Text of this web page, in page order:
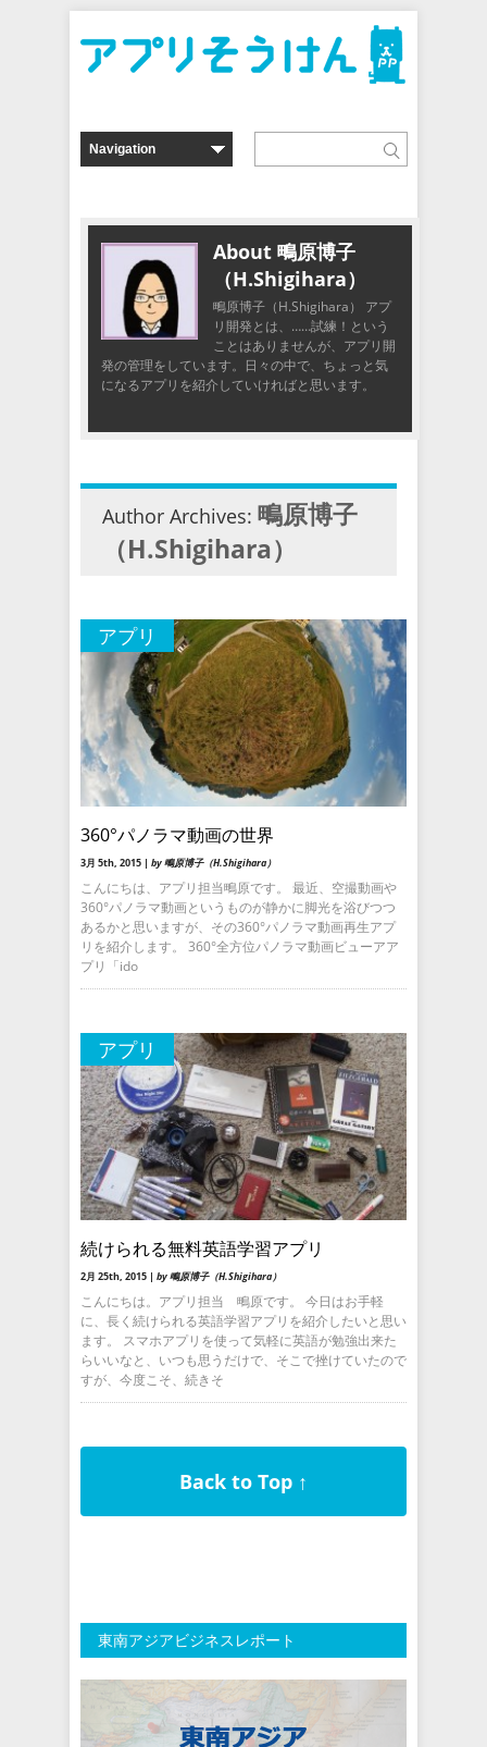
About 鴫原博子
（H.Shigihara）
鴫原博子（H.Shigihara） アプ
リ開発とは、……試練！という
ことはありませんが、アプリ開
発の管理をしています。日々の中で、ちょっと気
になるアプリを紹介していければと思います。
Author Archives: 鴫原博子
（H.Shigihara）
アプリ
360°パノラマ動画の世界
3月 5th, 2015 | by 鴫原博子（H.Shigihara）
こんにちは、アプリ担当鴫原です。 最近、空撮動画や
360°パノラマ動画というものが静かに脚光を浴びつつ
あるかと思いますが、その360°パノラマ動画再生アプ
リを紹介します。 360°全方位パノラマ動画ビューアア
プリ「ido
アプリ
続けられる無料英語学習アプリ
2月 25th, 2015 | by 鴫原博子（H.Shigihara）
こんにちは。アプリ担当 鴫原です。 今日はお手軽
に、長く続けられる英語学習アプリを紹介したいと思い
ます。 スマホアプリを使って気軽に英語が勉強出来た
らいいなと、いつも思うだけで、そこで挫けていたので
すが、今度こそ、続きそ
Back to Top ↑
東南アジアビジネスレポート